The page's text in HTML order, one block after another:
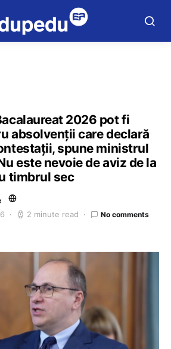
2026 pot fi
absolvenții care declară
spune ministrul
este nevoie de aviz de la
timbrul sec
2 minute read No comments